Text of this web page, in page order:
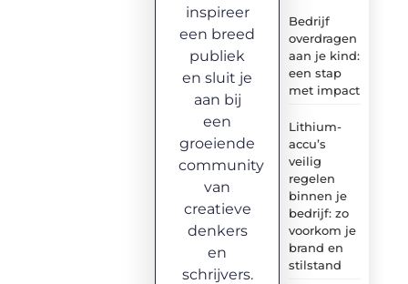
Bedrijf
overdragen
aan je kind:
een stap
met impact
Lithium-
accu’s
veilig
regelen
binnen je
bedrijf: zo
voorkom je
brand en
stilstand
inspireer
een breed
publiek
en sluit je
aan bij
een
groeiende
community
van
creatieve
denkers
en
schrijvers.